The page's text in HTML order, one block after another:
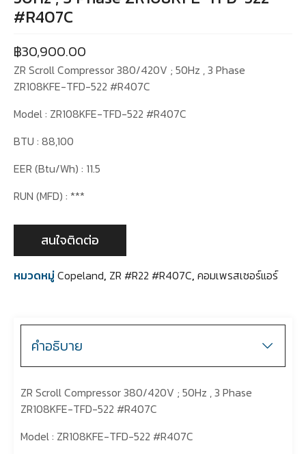
#R407C
฿30,900.00
ZR Scroll Compressor 380/420V ; 50Hz , 3 Phase
ZR108KFE-TFD-522 #R407C
Model : ZR108KFE-TFD-522 #R407C
BTU : 88,100
EER (Btu/Wh) : 11.5
RUN (MFD) : ***
สนใจติดต่อ
หมวดหมู่Copeland, ZR #R22 #R407C, คอมเพรสเซอร์แอร์
คำอธิบาย
ZR Scroll Compressor 380/420V ; 50Hz , 3 Phase
ZR108KFE-TFD-522 #R407C
Model : ZR108KFE-TFD-522 #R407C